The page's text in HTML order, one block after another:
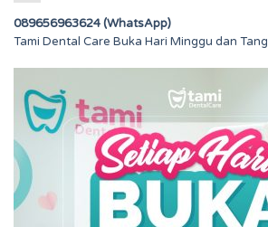
089656963624 (WhatsApp)
Tami Dental Care Buka Hari Minggu dan